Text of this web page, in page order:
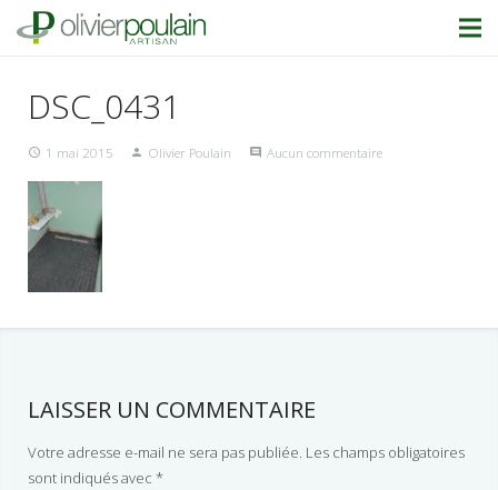
DSC_0431
1 mai 2015 Olivier Poulain Aucun commentaire
LAISSER UN COMMENTAIRE
Votre adresse e-mail ne sera pas publiée. Les champs obligatoires
sont indiqués avec *